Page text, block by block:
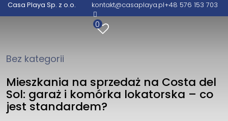
Casa Playa Sp. z o.o. kontakt@casaplaya.pl+48 576 153 703
0
Casa Playa Sp. z o.o.
Wita Stwosza 48/105
+48 576 153 703
kontakt@casaplaya.pl
Bez kategorii
Mieszkania na sprzedaż na Costa del
Sol: garaż i komórka lokatorska – co
jest standardem?